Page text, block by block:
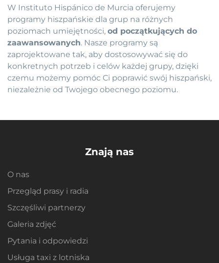
W Instituto Hispánico de Murcia oferujemy
programy hiszpańskie dla grup na różnych
poziomach umiejętności, od początkujących do
zaawansowanych. Nasze programy są
zaprojektowane tak, aby dostosowywać się do
konkretnych potrzeb i celów każdej grupy, dzięki
czemu możemy pomóc Ci poprawić swój hiszpański,
niezależnie od Twojego obecnego poziomu.
Znają nas
O nas
Przegląd prasy i radia
Szczęśliwi partnerzy
Galeria zdjęć
Pytania i odpowiedzi
Usługa taxi z lotniska